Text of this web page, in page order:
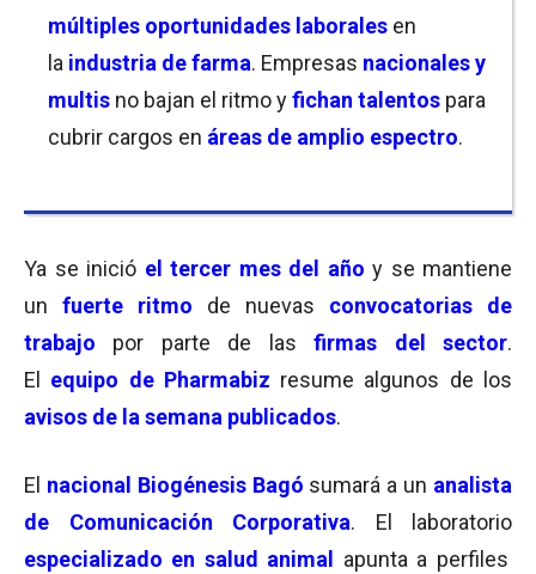
múltiples oportunidades laborales en
la industria de farma. Empresas nacionales y
multis no bajan el ritmo yfichan talentos para
cubrir cargos en áreas de amplio espectro.
Ya se inició el tercer mes del año y se mantiene
un
fuerte ritmo de nuevas convocatorias de
trabajo
por parte de las firmas del sector.
El equipo de Pharmabiz resume algunos de los
avisos de la semana publicados.
El nacional Biogénesis Bagó sumará a un analista
de Comunicación Corporativa. El laboratorio
especializado en salud animal
apunta a perfiles